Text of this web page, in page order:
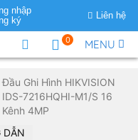
nhập
ký
Liên hệ
MENU
0
Đầu Ghi Hình HIKVISION
IDS-7216HQHI-M1/S 16
Kênh 4MP
DẪN